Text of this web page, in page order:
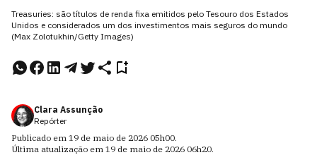
Treasuries: são títulos de renda fixa emitidos pelo Tesouro dos Estados
Unidos e considerados um dos investimentos mais seguros do mundo
(Max Zolotukhin/Getty Images)
Clara Assunção
Repórter
Publicado em 19 de maio de 2026 05h00.
Última atualização em 19 de maio de 2026 06h20.